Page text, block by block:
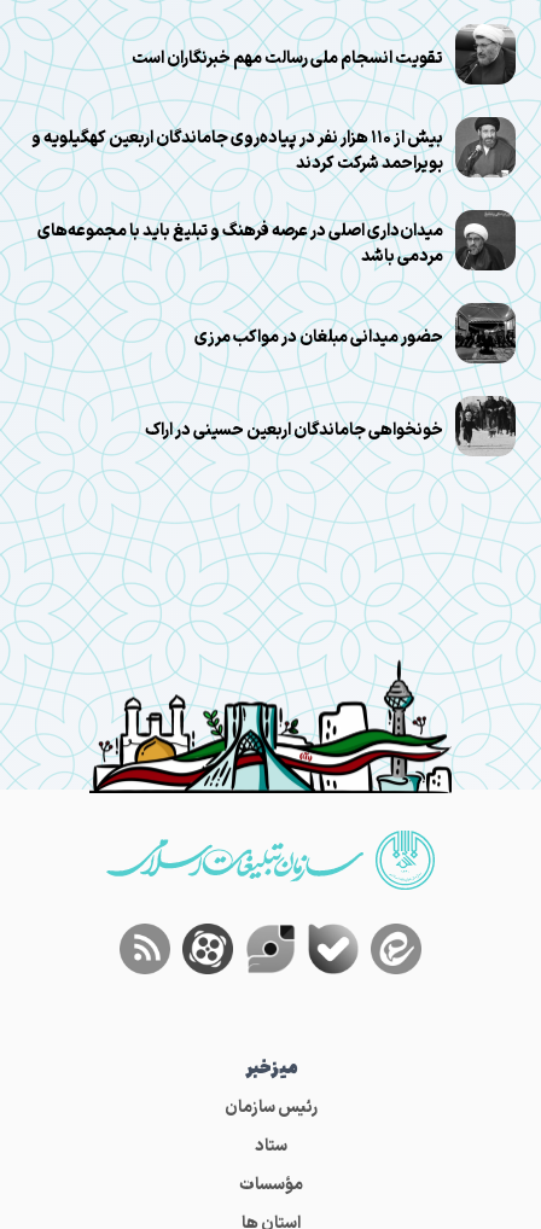
تقویت انسجام ملی رسالت مهم خبرنگاران است
بیش از ۱۱۰ هزار نفر در پیاده‌روی جاماندگان اربعین کهگیلویه و
بویراحمد شرکت کردند
میدان‌داری اصلی در عرصه فرهنگ و تبلیغ باید با مجموعه‌های
مردمی باشد
حضور میدانی مبلغان در مواکب مرزی
خونخواهی جاماندگان اربعین حسینی در اراک
میز‌خبر
رئیس سازمان
ستاد
مؤسسات
استان ها